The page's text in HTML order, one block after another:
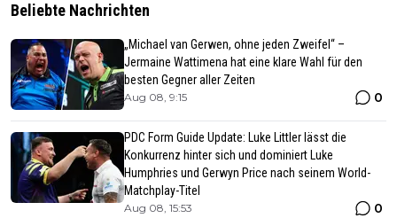
Beliebte Nachrichten
„Michael van Gerwen, ohne jeden Zweifel“ –
Jermaine Wattimena hat eine klare Wahl für den
besten Gegner aller Zeiten
Aug 08, 9:15 0
PDC Form Guide Update: Luke Littler lässt die
Konkurrenz hinter sich und dominiert Luke
Humphries und Gerwyn Price nach seinem World-
Matchplay-Titel
Aug 08, 15:53 0